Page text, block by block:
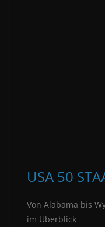
USA 50
Von Alabama bis
im Überblick